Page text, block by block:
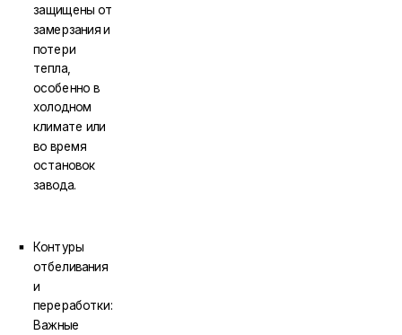
защищены от
замерзания и
потери
тепла,
особенно в
холодном
климате или
во время
остановок
завода.
Контуры
отбеливания
и
переработки:
Важные